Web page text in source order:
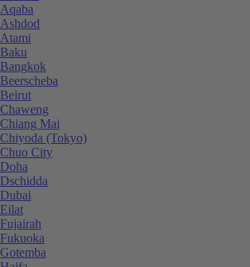
Aqaba
Ashdod
Atami
Baku
Bangkok
Beerscheba
Beirut
Chaweng
Chiang Mai
Chiyoda (Tokyo)
Chuo City
Doha
Dschidda
Dubai
Eilat
Fujairah
Fukuoka
Gotemba